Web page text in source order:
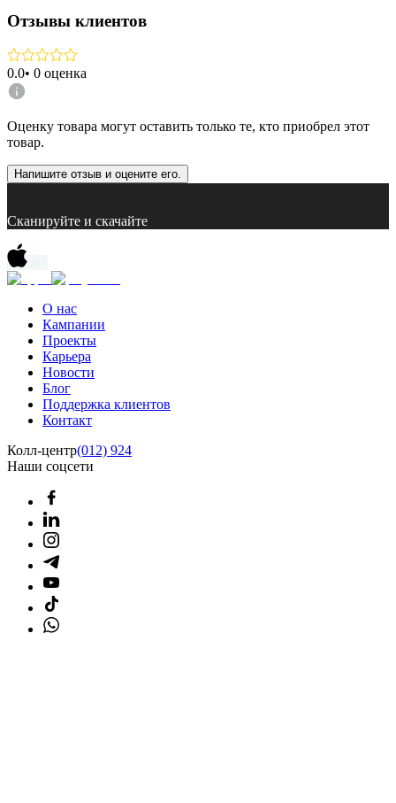
Отзывы клиентов
0.0• 0 оценка
Оценку товара могут оставить только те, кто приобрел этот
товар.
Напишите отзыв и оцените его.
Сканируйте и скачайте
О нас
Кампании
Проекты
Карьера
Новости
Блог
Поддержка клиентов
Контакт
Колл-центр(012) 924
Наши соцсети